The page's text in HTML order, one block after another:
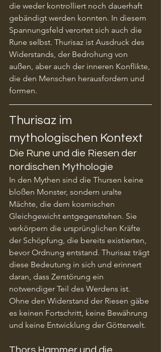
die weder kontrolliert noch dauerhaft
gebändigt werden konnten. In diesem
Spannungsfeld verortet sich auch die
Rune selbst. Thurisaz ist Ausdruck des
Widerstands, der Bedrohung von
außen, aber auch der inneren Konflikte,
die den Menschen herausfordern und
formen.
Thurisaz im
mythologischen Kontext
Die Rune und die Riesen der
nordischen Mythologie
In den Mythen sind die Thursen keine
bloßen Monster, sondern uralte
Mächte, die dem kosmischen
Gleichgewicht entgegenstehen. Sie
verkörpern die ursprünglichen Kräfte
der Schöpfung, die bereits existierten,
bevor Ordnung entstand. Thurisaz trägt
diese Bedeutung in sich und erinnert
daran, dass Zerstörung ein
notwendiger Teil des Werdens ist.
Ohne den Widerstand der Riesen gäbe
es keinen Fortschritt, keine Bewährung
und keine Entwicklung der Götterwelt.
Thors Hammer und die